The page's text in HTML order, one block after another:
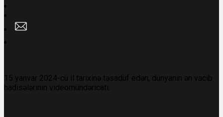
15 yanvar 2024-cü il tarixinə təsadüf edən, dünyanın ən vacib
hadisələrinin videomündəricatı: